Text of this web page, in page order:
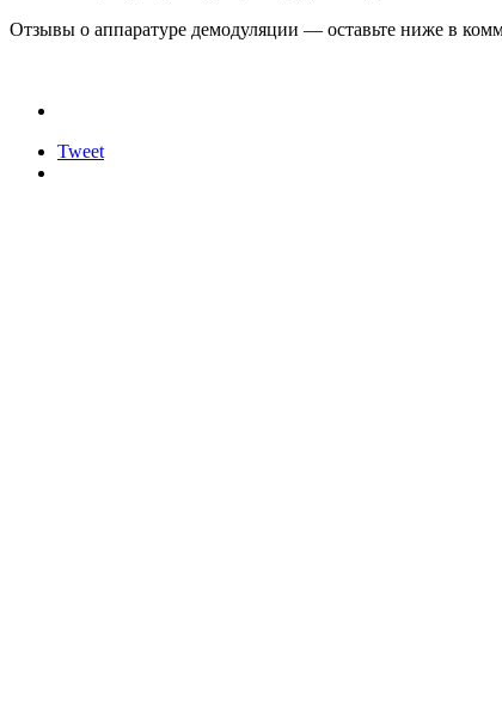
Отзывы о аппаратуре демодуляции — оставьте ниже в
Tweet